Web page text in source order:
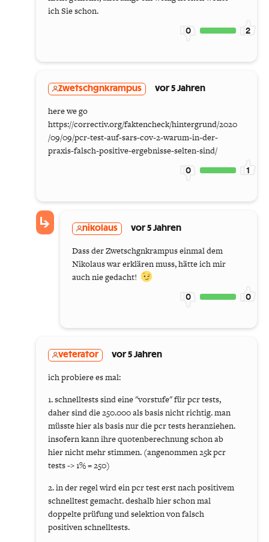
ich Sie schon.
0 2
Zwetschgnkrampus vor 5 Jahren
here we go
https://correctiv.org/faktencheck/hintergrund/2020
/09/09/pcr-test-auf-sars-cov-2-warum-in-der-
praxis-falsch-positive-ergebnisse-selten-sind/
0 1
nikolaus vor 5 Jahren
Dass der Zwetschgnkrampus einmal dem
Nikolaus war erklären muss, hätte ich mir
auch nie gedacht!
0 0
veterator vor 5 Jahren
ich probiere es mal:
1. schnelltests sind eine "vorstufe" für pcr tests,
daher sind die 250.000 als basis nicht richtig. man
müsste hier als basis nur die pcr tests heranziehen.
insofern kann ihre quotenberechnung schon ab
hier nicht mehr stimmen. (angenommen 25k pcr
tests -> 1% = 250)
2. in der regel wird ein pcr test erst nach positivem
schnelltest gemacht. deshalb hier schon mal
doppelte prüfung und selektion von falsch
positiven schnelltests.